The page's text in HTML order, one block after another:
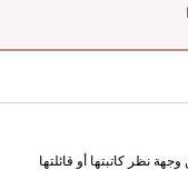
نظر كاتبتها أو قائلتها